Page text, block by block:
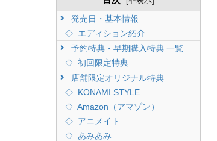
発売日・基本情報
エディション紹介
予約特典・早期購入特典 一覧
初回限定特典
店舗限定オリジナル特典
KONAMI STYLE
Amazon（アマゾン）
アニメイト
あみあみ